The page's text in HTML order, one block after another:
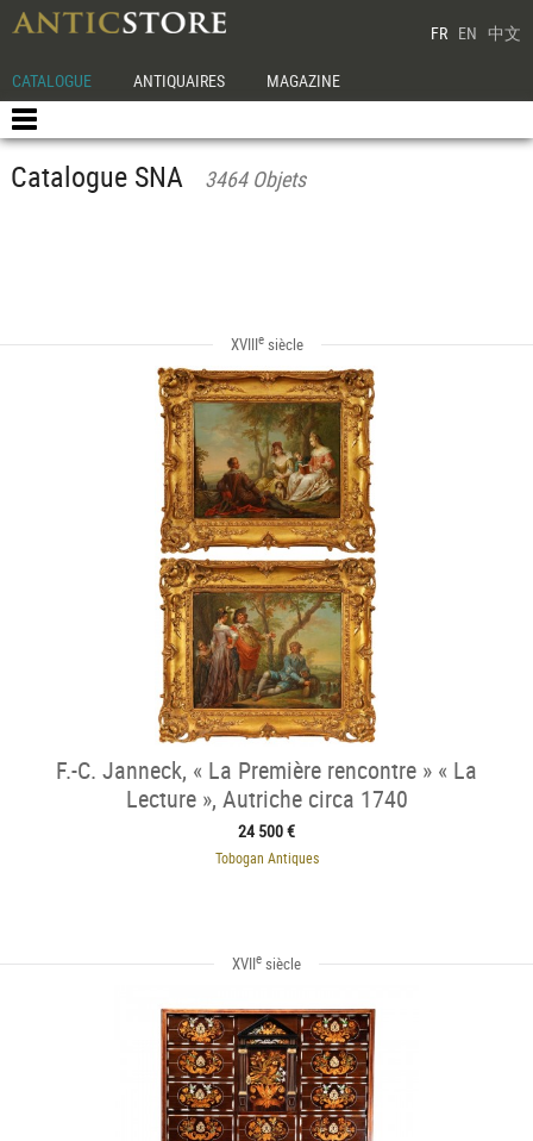
FR EN 中文
CATALOGUE ANTIQUAIRES MAGAZINE
Catalogue SNA 3464 Objets
XVIIIesiècle
F.-C. Janneck, « La Première rencontre » « La
Lecture », Autriche circa 1740
24 500 €
Tobogan Antiques
XVIIe siècle